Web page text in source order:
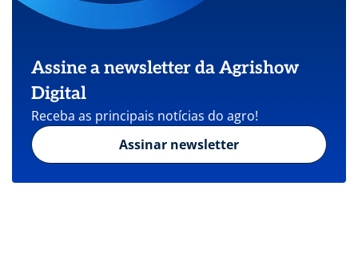
Assine a newsletter da Agrishow
Digital
Receba as principais notícias do agro!
Assinar newsletter